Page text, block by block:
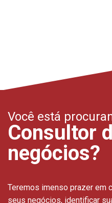
Você está
Consultor
negócios?
Teremos imenso prazer em
seus negócios, identificar